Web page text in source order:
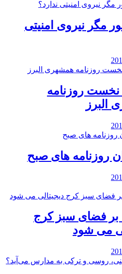
مگر نیروی امنیتی
روزنامه‌
البرز
روزنامه های صبح
فضای سبز کرج
می شود